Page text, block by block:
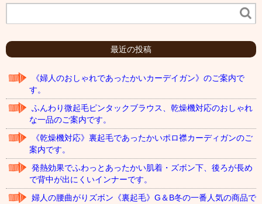
最近の投稿
《婦人のおしゃれであったかいカーデイガン》のご案内で
す。
ふんわり微起毛ピンタックブラウス、乾燥機対応のおしゃれ
な一品のご案内です。
《乾燥機対応》裏起毛であったかいポロ襟カーディガンのご
案内です。
発熱効果でふわっとあったかい肌着・ズボン下、後ろが長め
で背中が出にくいインナーです。
婦人の腰曲がりズボン《裏起毛》G＆B冬の一番人気の商品で